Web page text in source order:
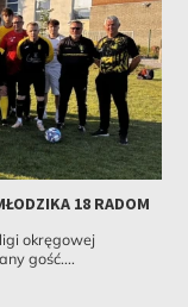
18 RADOM
okręgowej
gość....